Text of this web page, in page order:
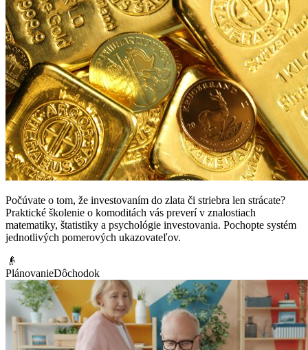
Počúvate o tom, že investovaním do zlata či striebra len strácate?
Praktické školenie o komoditách vás preverí v znalostiach
matematiky, štatistiky a psychológie investovania. Pochopte systém
jednotlivých pomerových ukazovateľov.
👴
PlánovanieDôchodok